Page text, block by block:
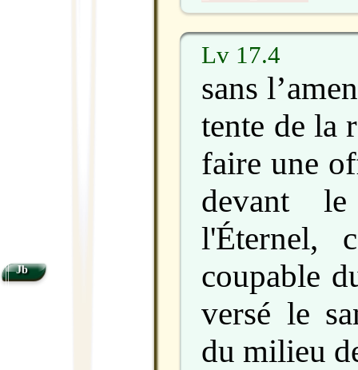
Lv 17.4
sans
tente de la
faire une
devant
l'Éternel,
coupable
versé le
du milieu
Jb